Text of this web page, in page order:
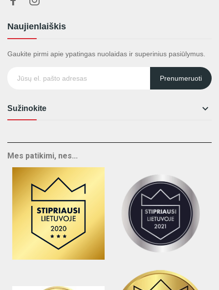
Naujienlaiškis
Gaukite pirmi apie ypatingas nuolaidas ir superinius pasiūlymus.
Prenumeruoti
Sužinokite 
Mes patikimi, nes...